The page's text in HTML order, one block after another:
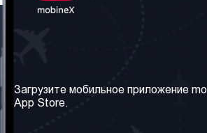
Наши сервисы
Загрузите мобильное приложение
App Store.